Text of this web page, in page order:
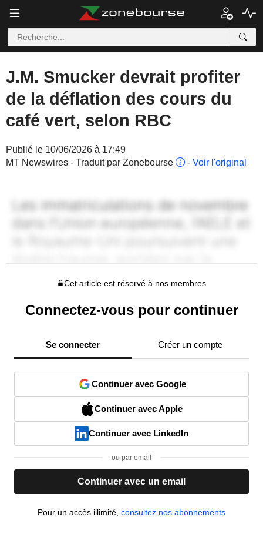
J.M. Smucker devrait profiter
de la déflation des cours du
café vert, selon RBC
Publié le 10/06/2026 à 17:49
MT Newswires - Traduit par Zonebourse
- Voir l'original
Cet article est réservé à nos membres
Connectez-vous pour continuer
Se connecter Créer un compte
Continuer avec Google
Continuer avec Apple
Continuer avec LinkedIn
ou par email
Continuer avec un email
Pour un accès illimité, consultez nos abonnements